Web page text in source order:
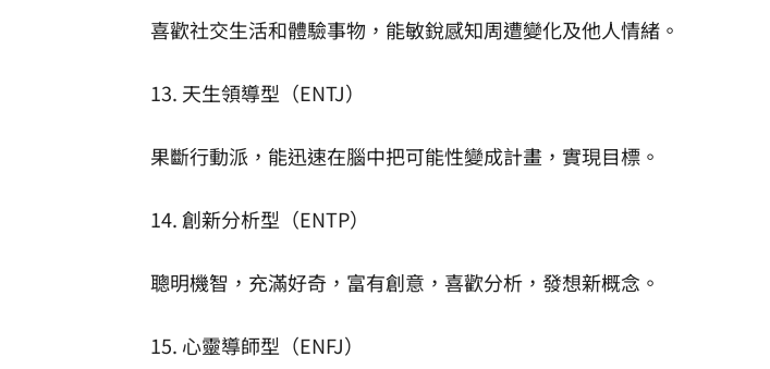
喜歡社交生活和體驗事物，能敏銳感知周遭變化及他人情緒。
13. 天生領導型（ENTJ）
果斷行動派，能迅速在腦中把可能性變成計畫，實現目標。
14. 創新分析型（ENTP）
聰明機智，充滿好奇，富有創意，喜歡分析，發想新概念。
15. 心靈導師型（ENFJ）